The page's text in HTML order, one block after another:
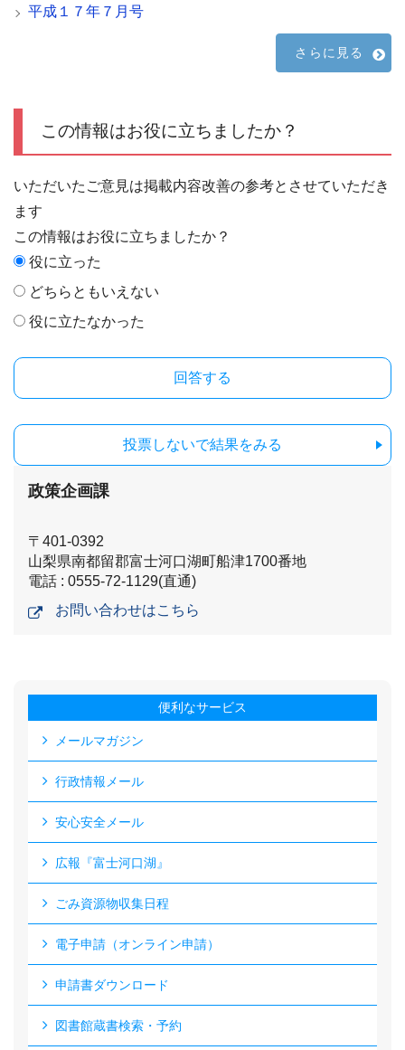
平成１７年７月号
さらに見る
この情報はお役に立ちましたか？
いただいたご意見は掲載内容改善の参考とさせていただき
ます
この情報はお役に立ちましたか？
役に立った
どちらともいえない
役に立たなかった
投票しないで結果をみる
政策企画課
〒401-0392
山梨県南都留郡富士河口湖町船津1700番地
電話 : 0555-72-1129(直通)
お問い合わせはこちら
便利なサービス
メールマガジン
行政情報メール
安心安全メール
広報『富士河口湖』
ごみ資源物収集日程
電子申請（オンライン申請）
申請書ダウンロード
図書館蔵書検索・予約